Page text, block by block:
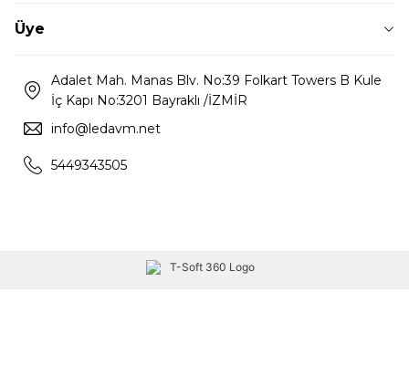
Üye
Adalet Mah. Manas Blv. No:39 Folkart Towers B Kule
İç Kapı No:3201 Bayraklı /İZMİR
info@ledavm.net
5449343505